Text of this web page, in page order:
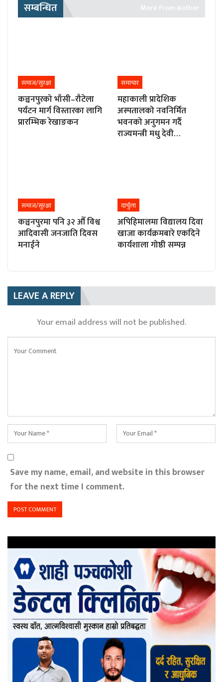
सम्बन्धित More From Author
समाज/सुरक्षा
कञ्चनपुरको भाँसी–रौटेला
पर्यटन मार्ग विस्तारका लागि
प्रारम्भिक रेखाङकन
समाचार
महाकाली प्रादेशिक
अस्पतालको नवनिर्मित
भवनको अनुगमन गर्दै
राज्यमन्त्री मधु देवी…
समाज/सुरक्षा
कञ्चनपुरमा पनि ३२ औँ विश्व
आदिवासी जनजाति दिवस
मनाईने
दार्चुला
अपिहिमालमा विद्यालय दिवा
खाजा कार्यक्रमबारे एकदिने
कार्यशाला गोष्ठी सम्पन्न
LEAVE A REPLY
Your email address will not be published.
Save my name, email, and website in this browser
for the next time I comment.